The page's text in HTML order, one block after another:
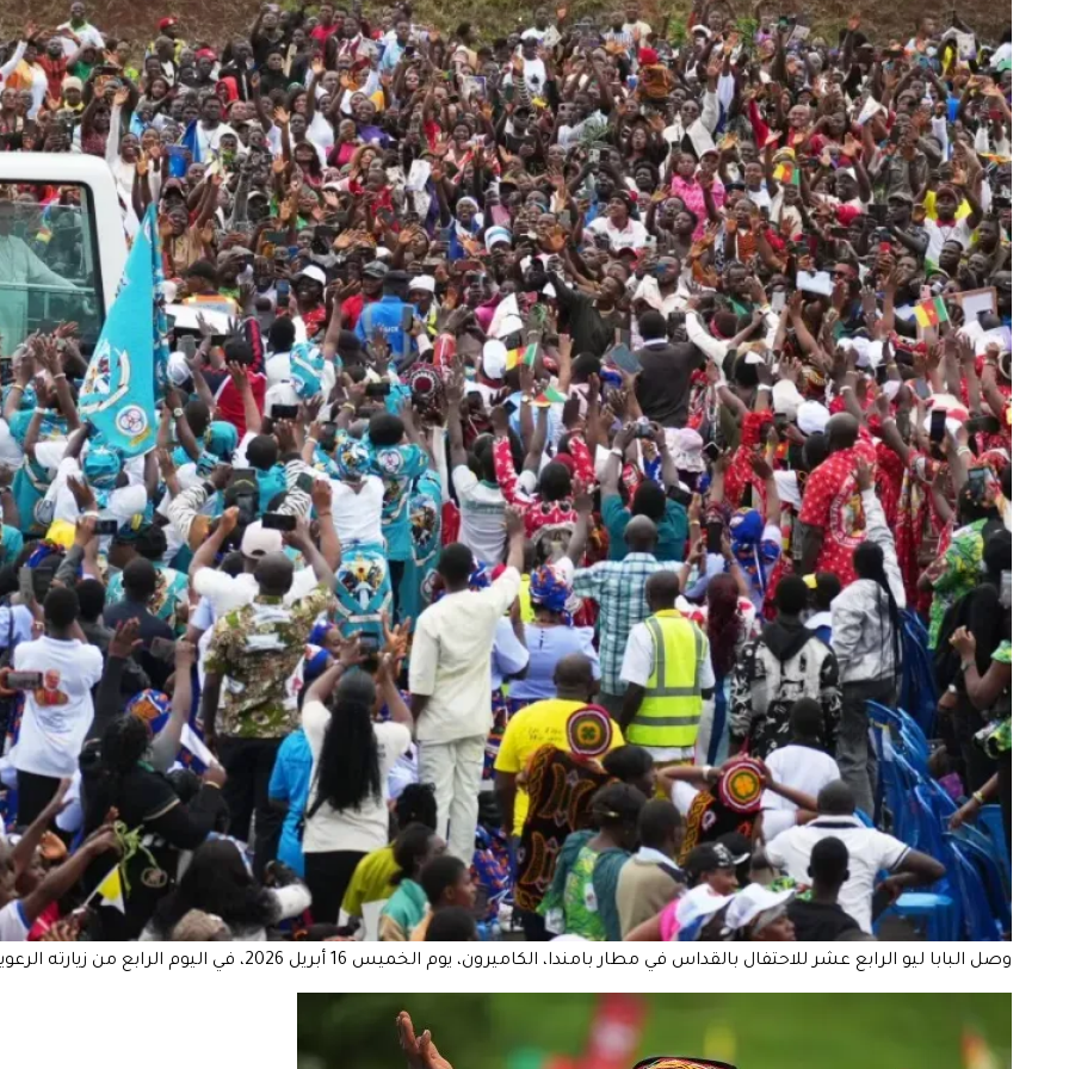
وصل البابا ليو الرابع عشر للاحتفال بالقداس في مطار بامندا، الكاميرون، يوم الخميس 16 أبريل 2026، في اليوم الرابع من زيارته الرعوية التي تستمر 11 يومًا إلى أفريقيا.